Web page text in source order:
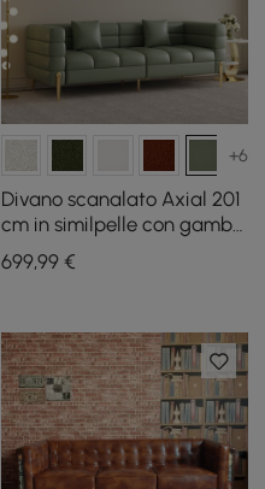
+6
Divano scanalato Axial 201
cm in similpelle con gambe
dorate e cuscini
699,99€